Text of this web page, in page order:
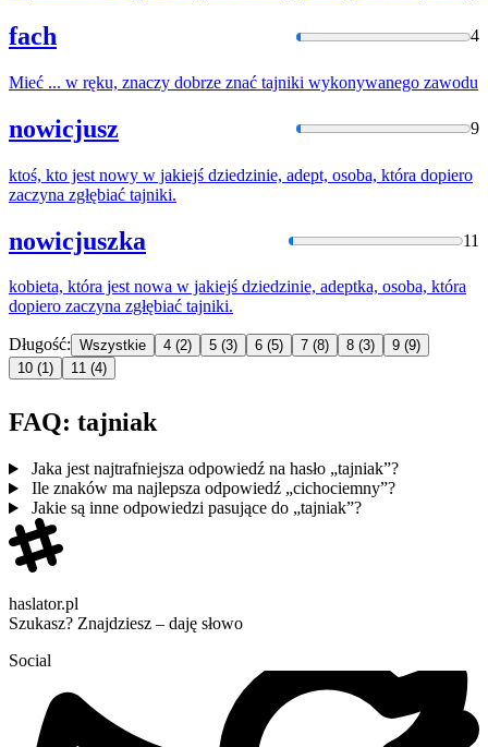
fach 4
Mieć ... w ręku, znaczy dobrze znać tajniki wykonywanego zawodu
nowicjusz 9
ktoś, kto jest nowy w jakiejś dziedzinie, adept, osoba, która dopiero
zaczyna zgłębiać tajniki.
nowicjuszka 11
kobieta, która jest nowa w jakiejś dziedzinie, adeptka, osoba, która
dopiero zaczyna zgłębiać tajniki.
Długość: Wszystkie 4 (2) 5 (3) 6 (5) 7 (8) 8 (3) 9 (9)
10 (1) 11 (4)
FAQ: tajniak
Jaka jest najtrafniejsza odpowiedź na hasło „tajniak”?
Ile znaków ma najlepsza odpowiedź „cichociemny”?
Jakie są inne odpowiedzi pasujące do „tajniak”?
haslator.pl
Szukasz? Znajdziesz – daję słowo
Social